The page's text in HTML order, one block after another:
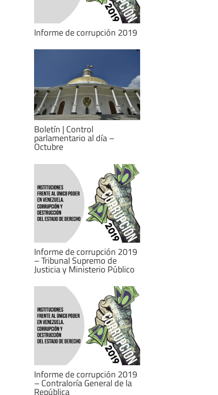
Informe de corrupción 2019
Boletín | Control
parlamentario al día –
Octubre
Informe de corrupción 2019
– Tribunal Supremo de
Justicia y Ministerio Público
Informe de corrupción 2019
– Contraloría General de la
República